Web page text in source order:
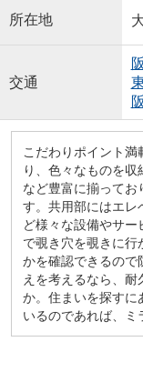
所在地
交通
こだわりポイント満
り、色々なものを
など豊富に揃ってお
す。共用部にはエレ
ど様々な設備やサー
で覗き穴を覗きに行
かを確認できるので
えを考えるなら、耐
か。住まいを探すに
いるのであれば、ミ